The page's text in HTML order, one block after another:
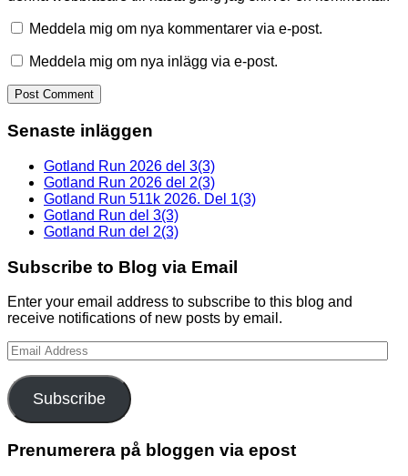
Meddela mig om nya kommentarer via e-post.
Meddela mig om nya inlägg via e-post.
Senaste inläggen
Gotland Run 2026 del 3(3)
Gotland Run 2026 del 2(3)
Gotland Run 511k 2026. Del 1(3)
Gotland Run del 3(3)
Gotland Run del 2(3)
Subscribe to Blog via Email
Enter your email address to subscribe to this blog and
receive notifications of new posts by email.
Email
Address
Subscribe
Prenumerera på bloggen via epost